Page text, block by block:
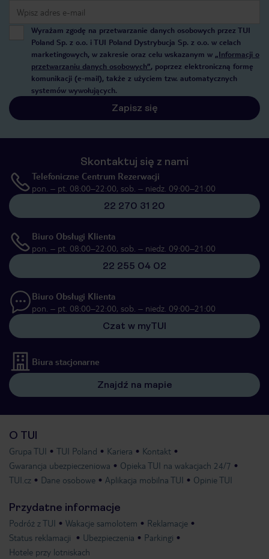
Wyrażam zgodę na przetwarzanie danych osobowych przez TUI
Poland Sp. z o.o. i TUI Poland Dystrybucja Sp. z o.o. w celach
marketingowych, w zakresie oraz celu wskazanym w „Informacji o
przetwarzaniu danych osobowych”, poprzez elektroniczną formę
komunikacji (e-mail), także z użyciem tzw. automatycznych
systemów wywołujących.
Zapisz się
Skontaktuj się z nami
Telefoniczne Centrum Rezerwacji
pon. – pt. 08:00–22:00, sob. – niedz. 09:00–21:00
22 270 31 20
Biuro Obsługi Klienta
pon. – pt. 08:00–22:00, sob. – niedz. 09:00–21:00
22 255 04 02
Biuro Obsługi Klienta
pon. – pt. 08:00–22:00, sob. – niedz. 09:00–21:00
Czat w myTUI
Biura stacjonarne
Znajdź na mapie
O TUI
Grupa TUI TUI Poland Kariera
Kontakt
Gwarancja ubezpieczeniowa
Opieka TUI na wakacjach 24/7
TUI.cz
Dane osobowe Aplikacja mobilna TUI Opinie TUI
Przydatne informacje
Podróż z TUI Wakacje samolotem
Reklamacje
Status reklamacji
Ubezpieczenia
Parkingi
Hotele przy lotniskach